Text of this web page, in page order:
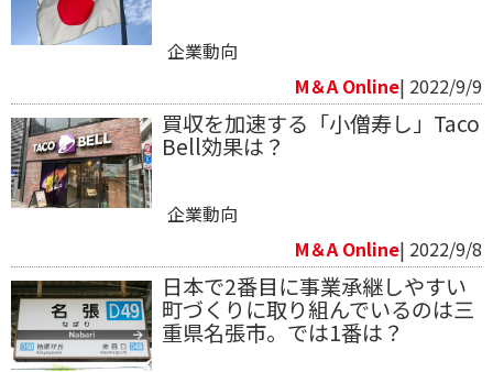
企業動向
M＆A Online| 2022/9/9
買収を加速する「小僧寿し」Taco
Bell効果は？
企業動向
M＆A Online| 2022/9/8
日本で2番目に事業承継しやすい
町づくりに取り組んでいるのは三
重県名張市。では1番は？